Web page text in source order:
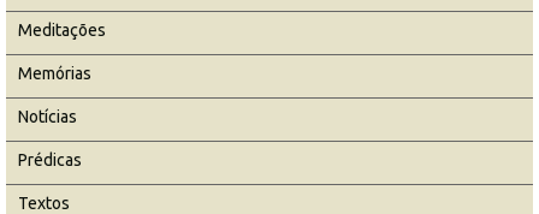
Meditações
Memórias
Notícias
Prédicas
Textos